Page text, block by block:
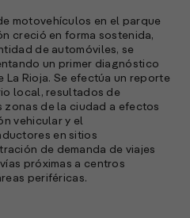
motovehículos en el parque
creció en forma sostenida,
de automóviles, se
un primer diagnóstico
La Rioja. Se efectúa un reporte
local, resultados de
zonas de la ciudad a efectos
vehicular y el
en sitios
de demanda de viajes
próximas a centros
periféricas.